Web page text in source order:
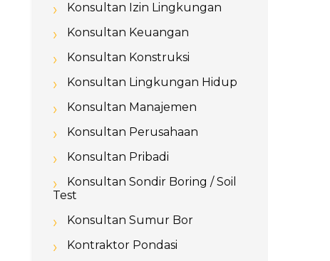
Konsultan Izin Lingkungan
Konsultan Keuangan
Konsultan Konstruksi
Konsultan Lingkungan Hidup
Konsultan Manajemen
Konsultan Perusahaan
Konsultan Pribadi
Konsultan Sondir Boring / Soil
Test
Konsultan Sumur Bor
Kontraktor Pondasi